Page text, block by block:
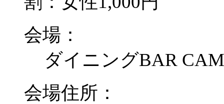
会場：
ダイニングBAR
会場住所：